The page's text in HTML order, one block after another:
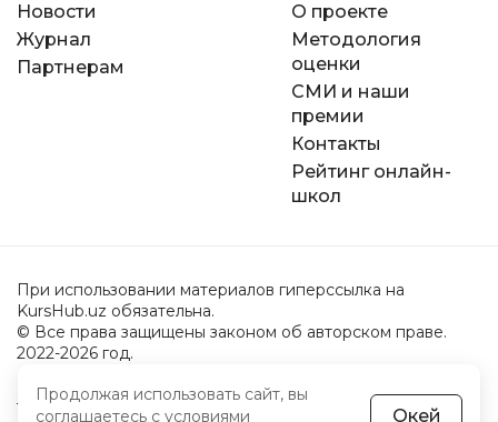
Новости
Журнал
Партнерам
О проекте
Методология
оценки
СМИ и наши
премии
Контакты
Рейтинг онлайн-
школ
При использовании материалов гиперссылка на
KursHub.uz обязательна.
© Все права защищены законом об авторском праве.
2022-2026 год.
Пользовательское соглашение
Продолжая использовать сайт, вы
соглашаетесь с условиями Окей